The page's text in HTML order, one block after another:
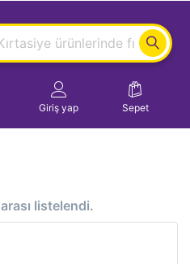
Giriş yap Sepet
arası listelendi.